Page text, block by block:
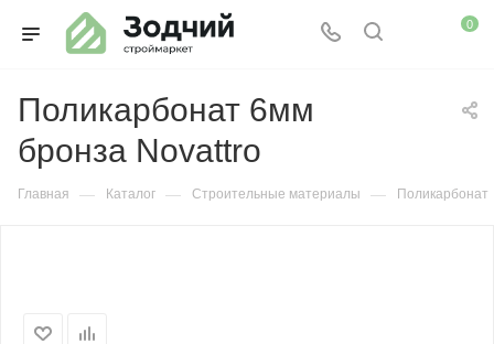
0
Поликарбонат 6мм
бронза Novattro
Главная — Каталог — Строительные материалы — Поликарбонат